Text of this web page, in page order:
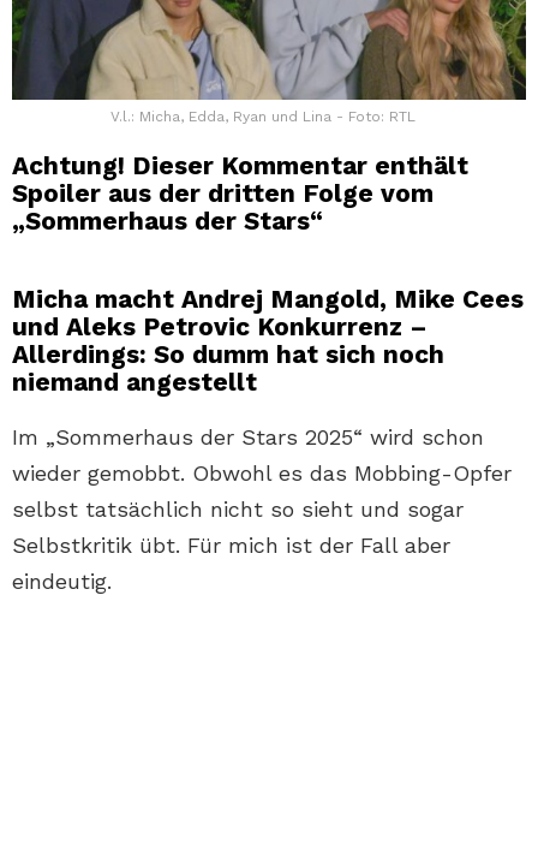
V.l.: Micha, Edda, Ryan und Lina - Foto: RTL
Achtung! Dieser Kommentar enthält
Spoiler aus der dritten Folge vom
„Sommerhaus der Stars“
Micha macht Andrej Mangold, Mike Cees
und Aleks Petrovic Konkurrenz –
Allerdings: So dumm hat sich noch
niemand angestellt
Im „Sommerhaus der Stars 2025“ wird schon
wieder gemobbt. Obwohl es das Mobbing-Opfer
selbst tatsächlich nicht so sieht und sogar
Selbstkritik übt. Für mich ist der Fall aber
eindeutig.